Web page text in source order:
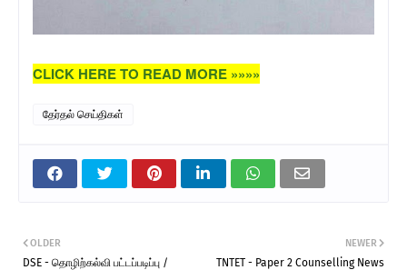
CLICK HERE TO READ MORE »»»»
தேர்தல் செய்திகள்
NEWER
TNTET - Paper 2 Counselling News
OLDER
DSE - தொழிற்கல்வி பட்டப்படிப்பு /